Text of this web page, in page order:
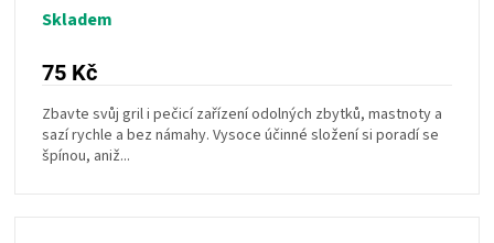
Skladem
75 Kč
Zbavte svůj gril i pečicí zařízení odolných zbytků, mastnoty a
sazí rychle a bez námahy. Vysoce účinné složení si poradí se
špínou, aniž...